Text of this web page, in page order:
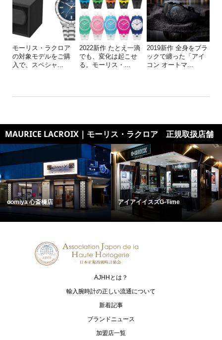
モーリス・ラクロア
の対象モデルをご購
入で、スペシャ...
2022新作 たとえ一滴
でも、変化は起こせ
る。モーリス・...
2019新作 全身をブラ
ックで纏った「アイ
コン オートマ...
MAURICE LACROIX｜モーリス・ラクロア 正規取扱店舗
oomiya 心斎橋店 アイアイイスズG-Time
AJHHとは？
輸入腕時計の正しい流通について
新着記事
ブランドニュース
加盟店一覧